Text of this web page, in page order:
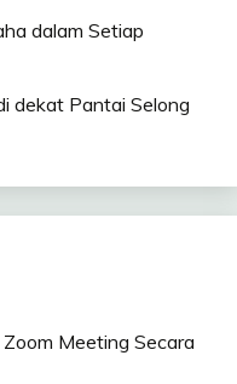
dalam Setiap
dekat Pantai Selong
Meeting Secara